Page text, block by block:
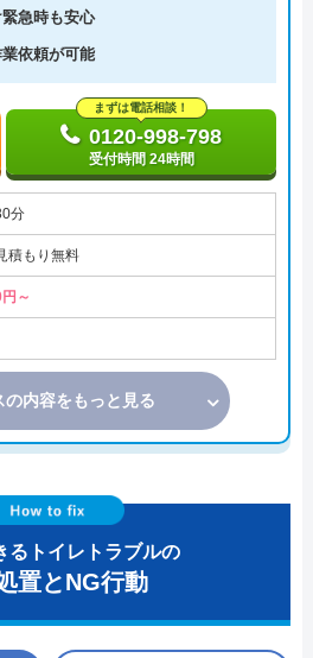
急時も安心
依頼が可能
まずは電話相談！
0120-998-798
受付時間 24時間
分
積もり無料
～
の内容をもっと見る
るトイレトラブルの
置とNG行動